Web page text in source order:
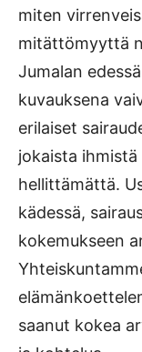
miten
mitättömyyttä
Jumalan
kuvauksena
erilaiset
jokaista
hellittämättä.
kädessä,
kokemukseen
saanut kokea